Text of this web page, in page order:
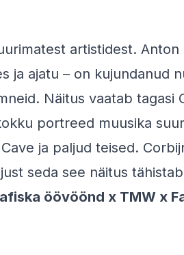
artistidest.
ja ajatu – on kujundanud
Näitus vaatab tagasi
portreed muusika
ja paljud teised.
seda see näitus
öövöönd x TMW x